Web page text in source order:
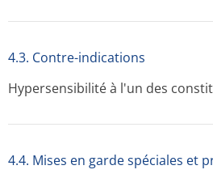
4.3. Contre-indications
Hypersensibilité à l'un des
4.4. Mises en garde spéciales et